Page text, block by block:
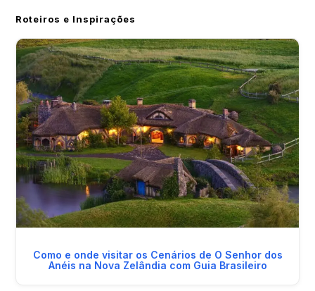
Roteiros e Inspirações
Como e onde visitar os Cenários de O Senhor dos
Anéis na Nova Zelândia com Guia Brasileiro